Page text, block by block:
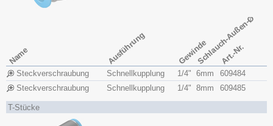
Name Ausführung GewindeSchlauch-Außen-Ø
Art.-Nr.
Steckverschraubung Schnellkupplung 1/4" 6mm
609484
Steckverschraubung
Schnellkupplung 1/4" 8mm 609485
T-Stücke